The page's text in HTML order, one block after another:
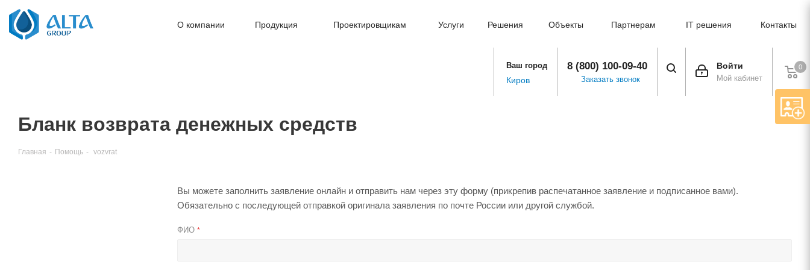
О компании Продукция Проектировщикам Услуги Решения Объекты Партнерам IT решения Контакты
0
Войти
Мой кабинет
8 (800) 100-09-40
Заказать звонок
Ваш город
Киров
Бланк возврата денежных средств
Главная - Помощь - vozvrat
Вы можете заполнить заявление онлайн и отправить нам через эту форму (прикрепив распечатанное заявление и подписанное вами).
Обязательно с последующей отправкой оригинала заявления по почте России или другой службой.
ФИО *